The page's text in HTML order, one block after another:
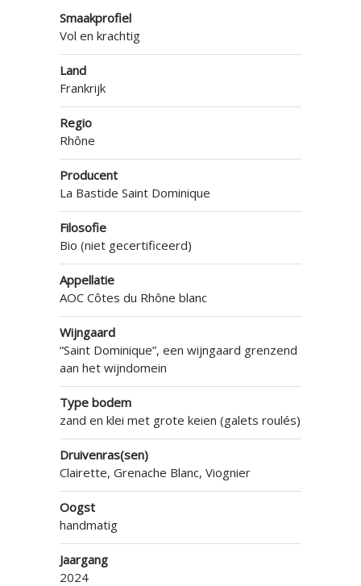
Smaakprofiel
Vol en krachtig
Land
Frankrijk
Regio
Rhône
Producent
La Bastide Saint Dominique
Filosofie
Bio (niet gecertificeerd)
Appellatie
AOC Côtes du Rhône blanc
Wijngaard
“Saint Dominique”, een wijngaard grenzend
aan het wijndomein
Type bodem
zand en klei met grote keien (galets roulés)
Druivenras(sen)
Clairette, Grenache Blanc, Viognier
Oogst
handmatig
Jaargang
2024